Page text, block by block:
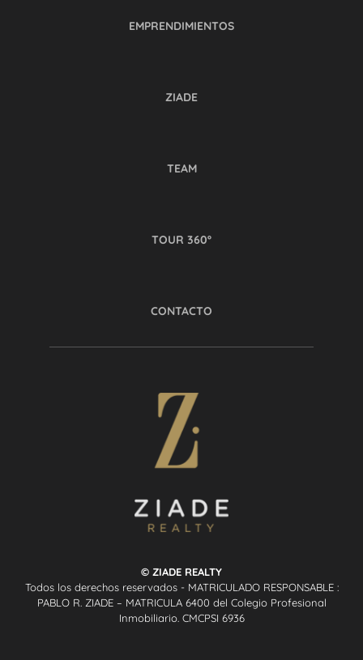
EMPRENDIMIENTOS
ZIADE
TEAM
TOUR 360º
CONTACTO
© ZIADE REALTY
Todos los derechos reservados - MATRICULADO RESPONSABLE :
PABLO R. ZIADE – MATRICULA 6400 del Colegio Profesional
Inmobiliario. CMCPSI 6936